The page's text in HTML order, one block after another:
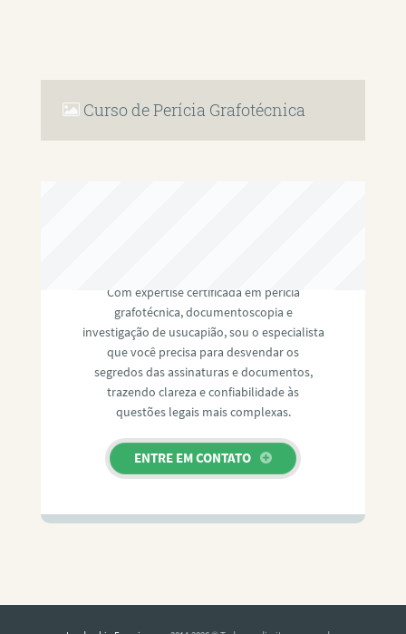
Curso de Perícia Grafotécnica
Com expertise certificada em perícia
grafotécnica, documentoscopia e
investigação de usucapião, sou o especialista
que você precisa para desvendar os
segredos das assinaturas e documentos,
trazendo clareza e confiabilidade às
questões legais mais complexas.
ENTRE EM CONTATO